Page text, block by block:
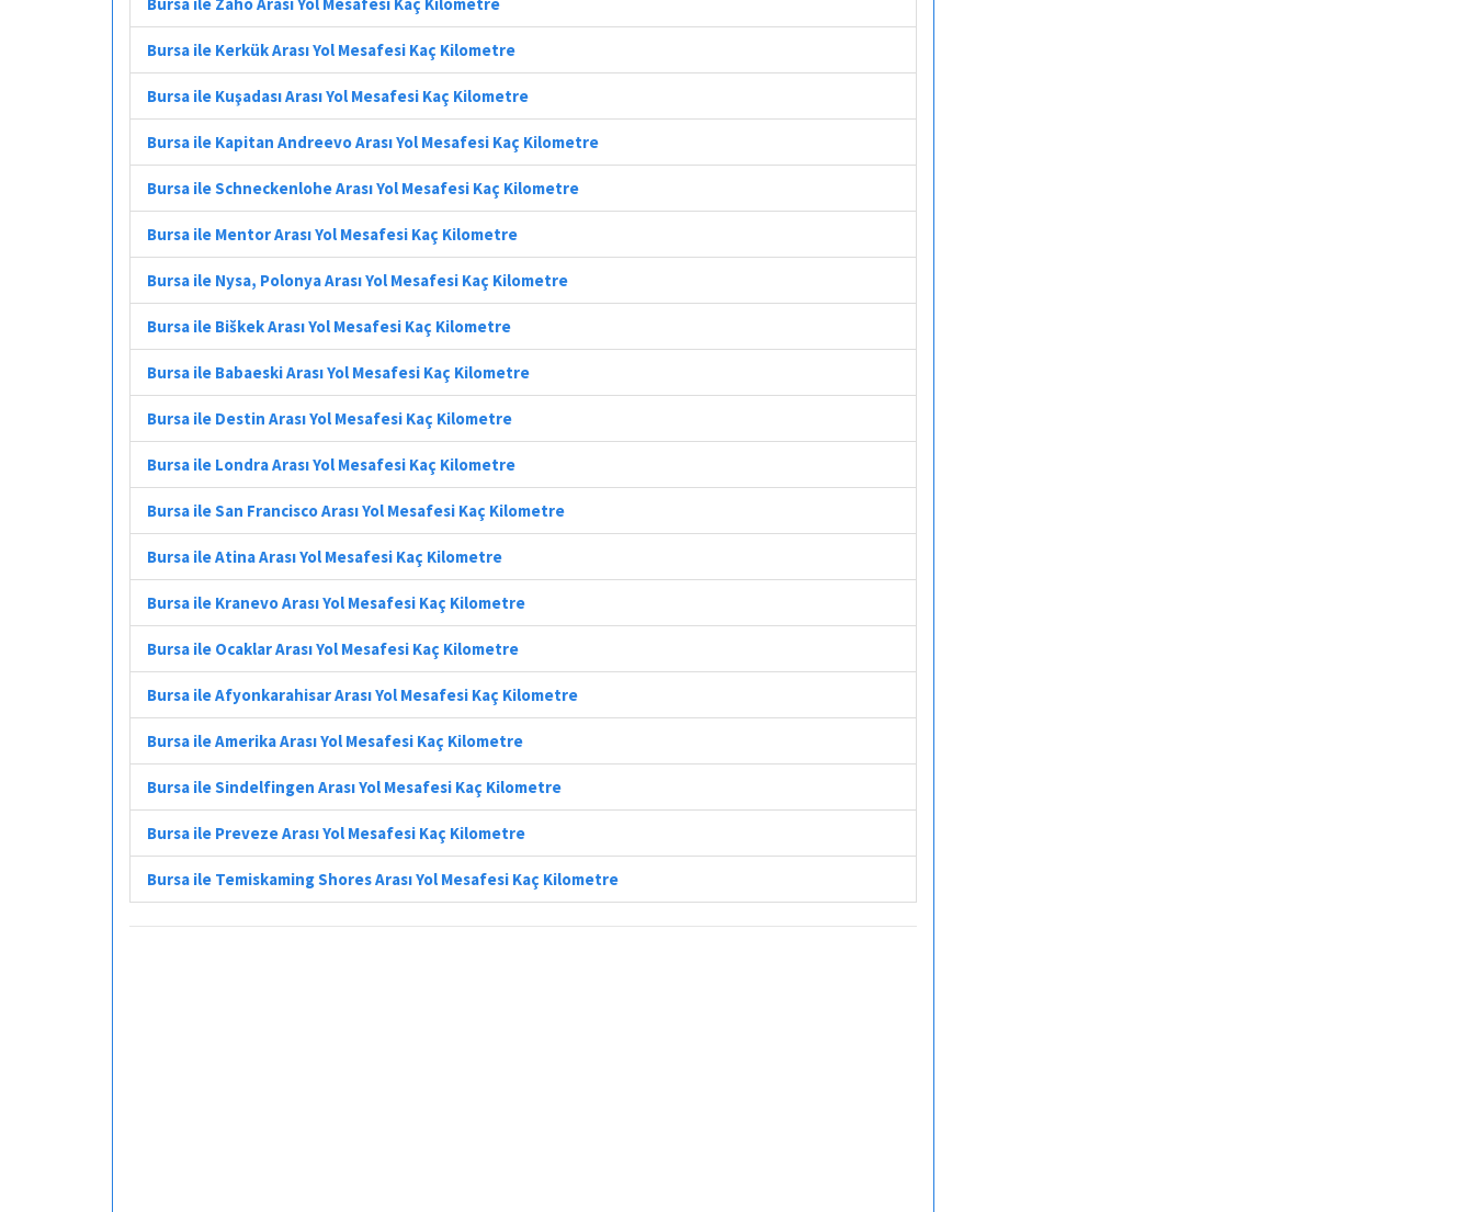
Bursa ile Kerkük Arası Yol Mesafesi Kaç Kilometre
Bursa ile Kuşadası Arası Yol Mesafesi Kaç Kilometre
Bursa ile Kapitan Andreevo Arası Yol Mesafesi Kaç Kilometre
Bursa ile Schneckenlohe Arası Yol Mesafesi Kaç Kilometre
Bursa ile Mentor Arası Yol Mesafesi Kaç Kilometre
Bursa ile Nysa, Polonya Arası Yol Mesafesi Kaç Kilometre
Bursa ile Biškek Arası Yol Mesafesi Kaç Kilometre
Bursa ile Babaeski Arası Yol Mesafesi Kaç Kilometre
Bursa ile Destin Arası Yol Mesafesi Kaç Kilometre
Bursa ile Londra Arası Yol Mesafesi Kaç Kilometre
Bursa ile San Francisco Arası Yol Mesafesi Kaç Kilometre
Bursa ile Atina Arası Yol Mesafesi Kaç Kilometre
Bursa ile Kranevo Arası Yol Mesafesi Kaç Kilometre
Bursa ile Ocaklar Arası Yol Mesafesi Kaç Kilometre
Bursa ile Afyonkarahisar Arası Yol Mesafesi Kaç Kilometre
Bursa ile Amerika Arası Yol Mesafesi Kaç Kilometre
Bursa ile Sindelfingen Arası Yol Mesafesi Kaç Kilometre
Bursa ile Preveze Arası Yol Mesafesi Kaç Kilometre
Bursa ile Temiskaming Shores Arası Yol Mesafesi Kaç Kilometre